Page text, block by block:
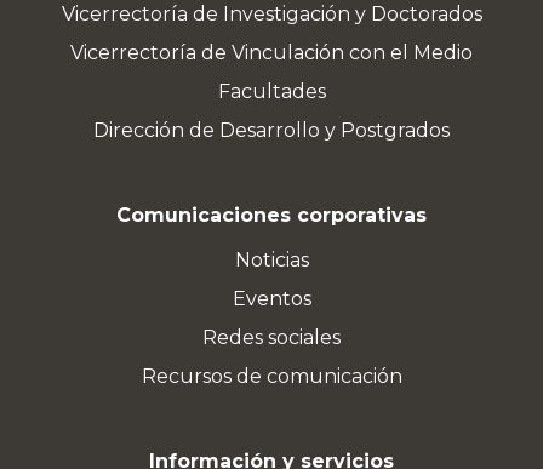
Vicerrectoría de Investigación y Doctorados
Vicerrectoría de Vinculación con el Medio
Facultades
Dirección de Desarrollo y Postgrados
Comunicaciones corporativas
Noticias
Eventos
Redes sociales
Recursos de comunicación
Información y servicios